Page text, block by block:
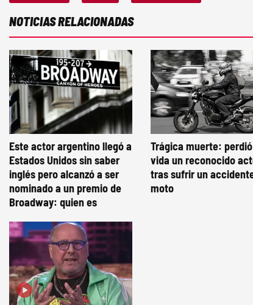
NOTICIAS RELACIONADAS
Este actor argentino llegó a
Estados Unidos sin saber
inglés pero alcanzó a ser
nominado a un premio de
Broadway: quien es
Trágica muerte:
vida un reconocido
tras sufrir un
moto